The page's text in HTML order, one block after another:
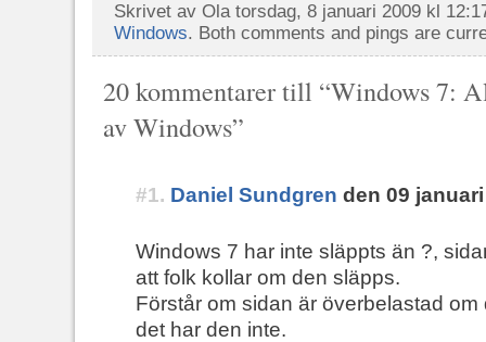
Skrivet av Ola torsdag, 8 januari 2009 kl
Windows. Both comments and pings are
20 kommentarer till “Windows 7:
av Windows”
#1. Daniel Sundgren den 09
Windows 7 har inte släppts än ?,
att folk kollar om den släpps.
Förstår om sidan är överbelastad
det har den inte.